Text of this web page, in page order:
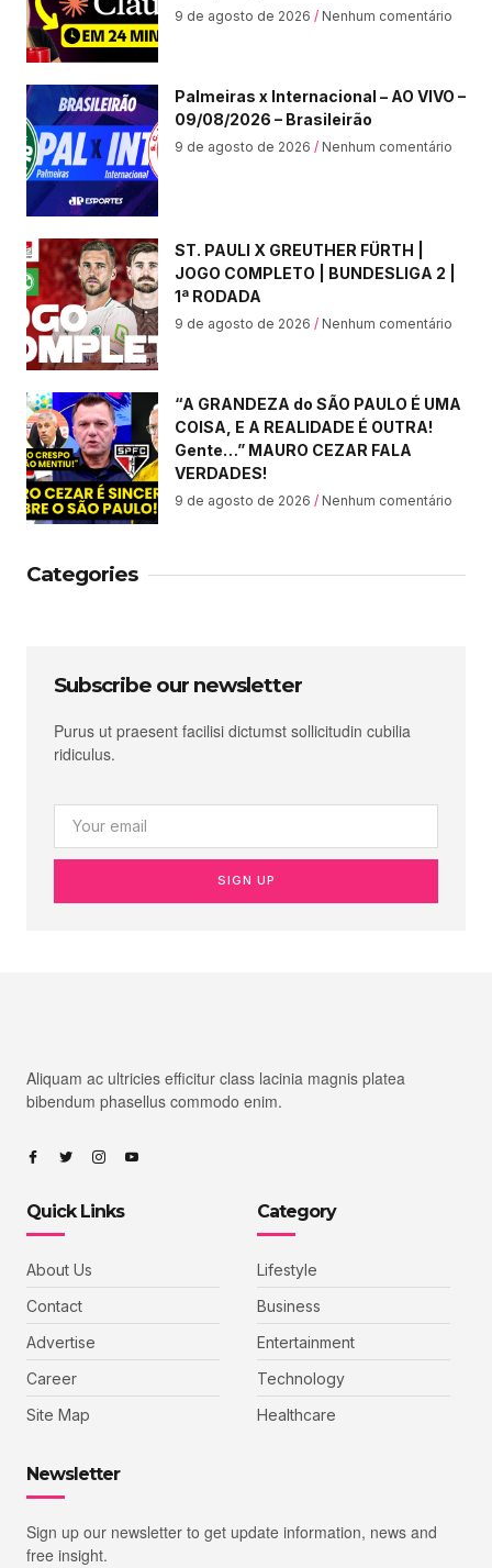
9 de agosto de 2026 Nenhum comentário
Palmeiras x Internacional – AO VIVO –
09/08/2026 – Brasileirão
9 de agosto de 2026 Nenhum comentário
ST. PAULI X GREUTHER FÜRTH |
JOGO COMPLETO | BUNDESLIGA 2 |
1ª RODADA
9 de agosto de 2026 Nenhum comentário
“A GRANDEZA do SÃO PAULO É UMA
COISA, E A REALIDADE É OUTRA!
Gente…” MAURO CEZAR FALA
VERDADES!
9 de agosto de 2026 Nenhum comentário
Categories
Subscribe our newsletter
Purus ut praesent facilisi dictumst sollicitudin cubilia
ridiculus.
SIGN UP
Aliquam ac ultricies efficitur class lacinia magnis platea
bibendum phasellus commodo enim.
Quick Links
About Us
Contact
Advertise
Career
Site Map
Category
Lifestyle
Business
Entertainment
Technology
Healthcare
Newsletter
Sign up our newsletter to get update information, news and
free insight.